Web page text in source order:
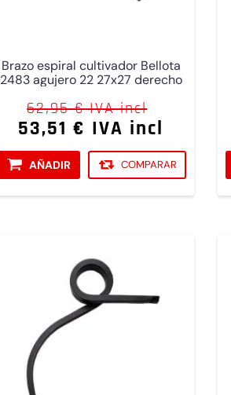
Brazo espiral cultivador Bellota
2483 agujero 22 27x27 derecho
62,95 € IVA incl
53,51 € IVA incl
AÑADIR COMPARAR